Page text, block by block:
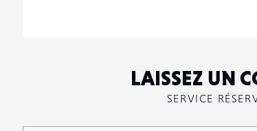
LAISSEZ UN
SERVICE